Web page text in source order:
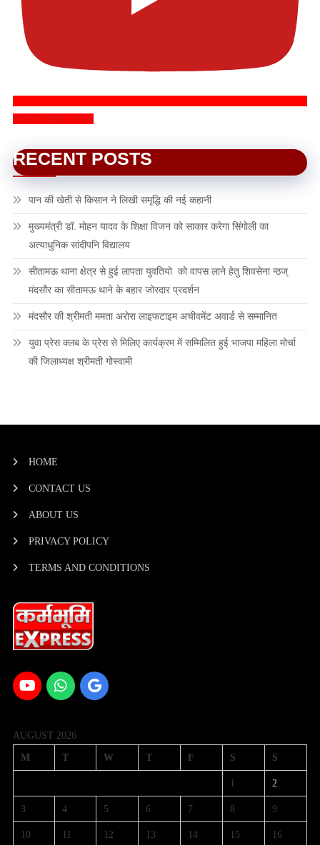
SUBSCRIBE NOW
RECENT POSTS
पान की खेती से किसान ने लिखी समृद्धि की नई कहानी
मुख्यमंत्री डॉ. मोहन यादव के शिक्षा विजन को साकार करेगा सिंगोली का
अत्याधुनिक सांदीपनि विद्यालय
सीतामऊ थाना क्षेत्र से हुई लापता युवतियो को वापस लाने हेतु शिवसेना न्ठज्
मंदसौर का सीतामऊ थाने के बहार जोरदार प्रदर्शन
मंदसौर की श्रीमती ममता अरोरा लाइफटाइम अचीवमेंट अवार्ड से सम्मानित
युवा प्रेस क्लब के प्रेस से मिलिए कार्यक्रम में सम्मिलित हुई भाजपा महिला मोर्चा
की जिलाध्यक्ष श्रीमती गोस्वामी
HOME
CONTACT US
ABOUT US
PRIVACY POLICY
TERMS AND CONDITIONS
AUGUST 2026
M T W T F S S
1 2
3 4 5 6 7 8 9
10 11 12 13 14 15 16